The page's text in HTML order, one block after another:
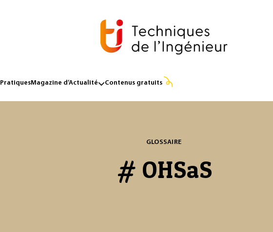
Magazine d’Actualité Contenus gratuits
GLOSSAIRE
# OHSaS